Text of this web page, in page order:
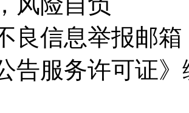
良信息举报邮箱
告服务许可证